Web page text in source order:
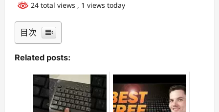
24 total views , 1 views today
目次
Related posts: